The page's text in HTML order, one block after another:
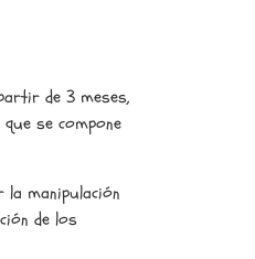
de 3 meses,
se compone
manipulación
de los